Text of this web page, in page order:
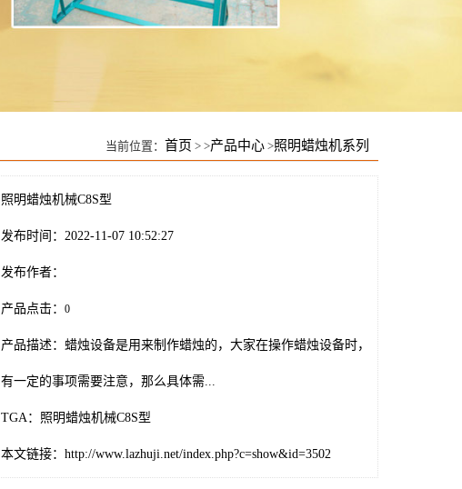
当前位置： 首页 > >产品中心 >照明蜡烛机系列
照明蜡烛机械C8S型
发布时间：2022-11-07 10:52:27
发布作者：
产品点击：0
产品描述：蜡烛设备是用来制作蜡烛的，大家在操作蜡烛设备时，
有一定的事项需要注意，那么具体需...
TGA：照明蜡烛机械C8S型
本文链接：http://www.lazhuji.net/index.php?c=show&id=3502